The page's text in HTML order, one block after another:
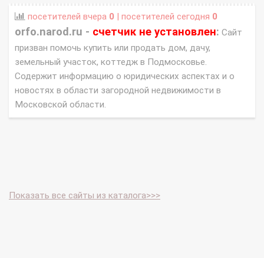
посетителей вчера 0 | посетителей сегодня 0
orfo.narod.ru - счетчик не установлен: Сайт
призван помочь купить или продать дом, дачу,
земельный участок, коттедж в Подмосковье.
Содержит информацию о юридических аспектах и о
новостях в области загородной недвижимости в
Московской области.
Показать все сайты из каталога>>>